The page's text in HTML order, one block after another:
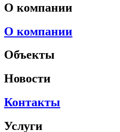
О компании
О компании
Объекты
Новости
Контакты
Услуги